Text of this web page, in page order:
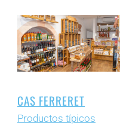
CAS FERRERET
Productos típicos